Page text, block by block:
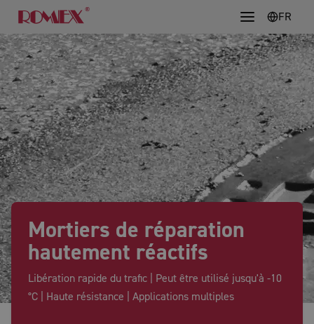
FR
Mortiers de réparation
hautement réactifs
Libération rapide du trafic | Peut être utilisé jusqu'à -10
°C | Haute résistance | Applications multiples